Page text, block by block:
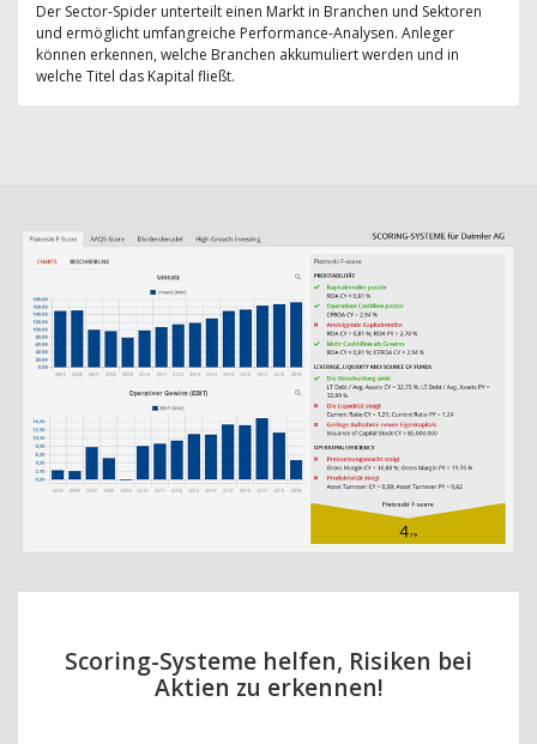
Der Sector-Spider unterteilt einen Markt in Branchen und Sektoren
und ermöglicht umfangreiche Performance-Analysen. Anleger
können erkennen, welche Branchen akkumuliert werden und in
welche Titel das Kapital fließt.
Scoring-Systeme helfen, Risiken bei
Aktien zu erkennen!